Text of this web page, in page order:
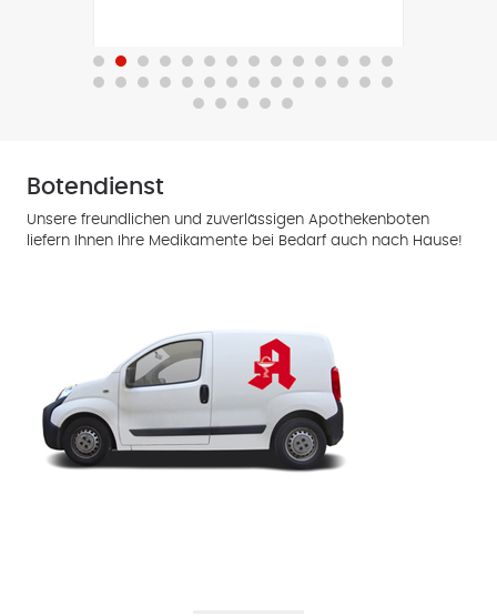
Botendienst
Unsere freundlichen und zuverlässigen Apothekenboten
liefern Ihnen Ihre Medikamente bei Bedarf auch nach Hause!